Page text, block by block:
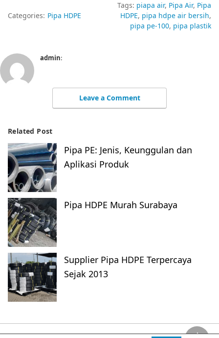
Categories: Pipa HDPE
Tags: piapa air Pipa Air Pipa
HDPE pipa hdpe air bersih
pipa pe-100 pipa plastik
admin:
Leave a Comment
Related Post
Pipa PE: Jenis, Keunggulan dan
Aplikasi Produk
Pipa HDPE Murah Surabaya
Supplier Pipa HDPE Terpercaya
Sejak 2013